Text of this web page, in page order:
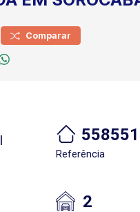
Comparar
558551
Referência
2